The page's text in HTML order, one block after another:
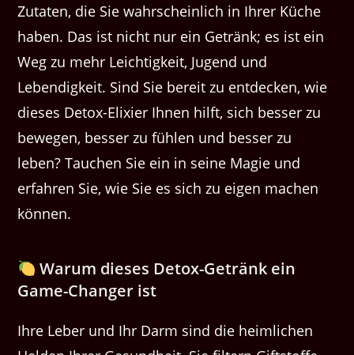
Zutaten, die Sie wahrscheinlich in Ihrer Küche
haben. Das ist nicht nur ein Getränk; es ist ein
Weg zu mehr Leichtigkeit, Jugend und
Lebendigkeit. Sind Sie bereit zu entdecken, wie
dieses Detox-Elixier Ihnen hilft, sich besser zu
bewegen, besser zu fühlen und besser zu
leben? Tauchen Sie ein in seine Magie und
erfahren Sie, wie Sie es sich zu eigen machen
können.
Warum dieses Detox-Getränk ein
Game-Changer ist
Ihre Leber und Ihr Darm sind die heimlichen